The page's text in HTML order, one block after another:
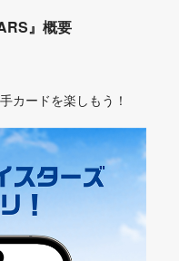
』概要
カードを楽しもう！